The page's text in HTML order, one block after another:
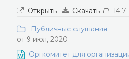
Открыть
Скачать 14.7
Публичные слушания
от 9 июл, 2020
Оргкомитет для